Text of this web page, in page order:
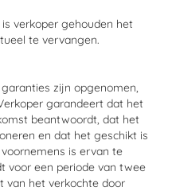
verkoper gehouden het
te vervangen.
zijn opgenomen,
garandeert dat het
beantwoordt, dat het
en dat het geschikt is
is ervan te
voor een periode van twee
van het verkochte door